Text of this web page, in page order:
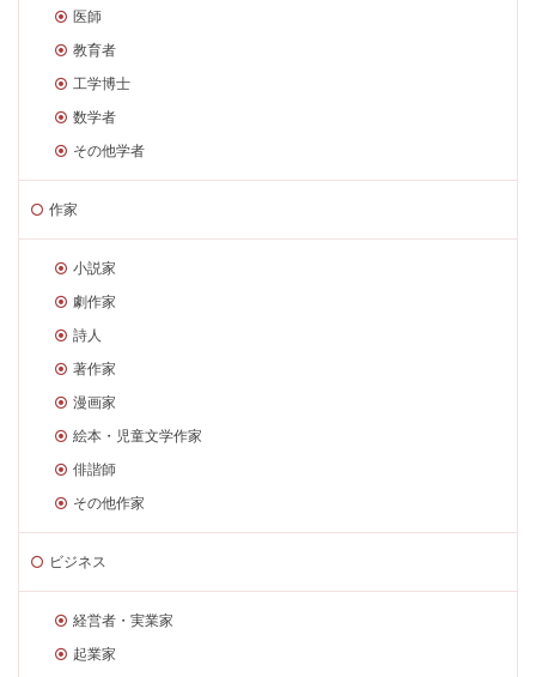
医師
教育者
工学博士
数学者
その他学者
作家
小説家
劇作家
詩人
著作家
漫画家
絵本・児童文学作家
俳諧師
その他作家
ビジネス
経営者・実業家
起業家